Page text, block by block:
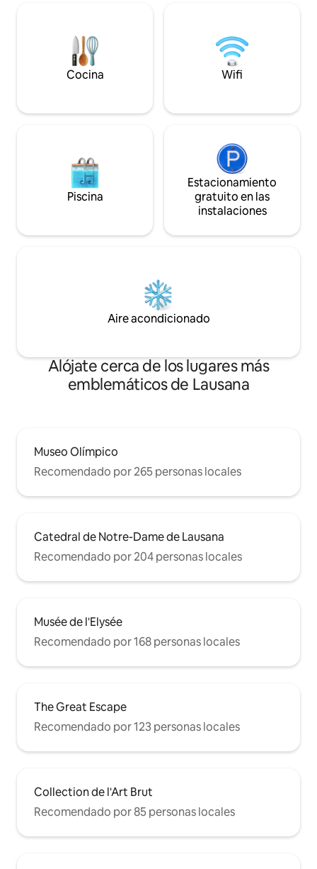
estancia acogedora y cómoda.
Esperamos que disfrutes de este
pequeño paraíso.
Cocina Wifi
Piscina
Estacionamiento
gratuito en las
instalaciones
Aire acondicionado
Alójate cerca de los lugares más
emblemáticos de Lausana
Museo Olímpico
Recomendado por 265 personas locales
Catedral de Notre-Dame de Lausana
Recomendado por 204 personas locales
Musée de l'Elysée
Recomendado por 168 personas locales
The Great Escape
Recomendado por 123 personas locales
Collection de l'Art Brut
Recomendado por 85 personas locales